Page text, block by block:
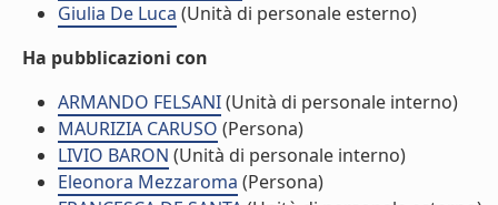
Giulia De Luca (Unità di personale esterno)
Ha pubblicazioni con
ARMANDO FELSANI(Unità di personale interno)
MAURIZIA CARUSO (Persona)
LIVIO BARON (Unità di personale interno)
Eleonora Mezzaroma (Persona)